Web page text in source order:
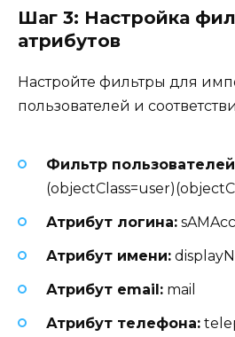
Шаг 3: Настройка
атрибутов
Настройте фильтры для
пользователей и
Фильтр
Атрибут логина:
Атрибут имени:
Атрибут email: mail
Атрибут телефона: